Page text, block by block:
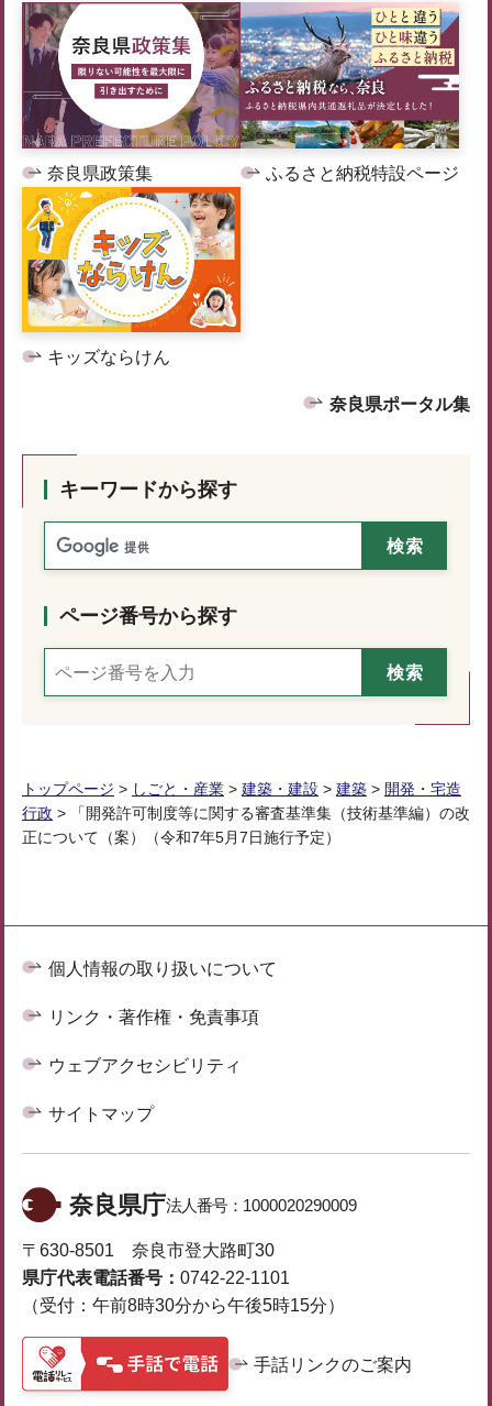
奈良県政策集 ふるさと納税特設ページ
キッズならけん
奈良県ポータル集
キーワードから探す
ページ番号から探す
トップページ > しごと・産業 > 建築・建設 > 建築 > 開発・宅造
行政 > 「開発許可制度等に関する審査基準集（技術基準編）の改
正について（案）（令和7年5月7日施行予定）
個人情報の取り扱いについて
リンク・著作権・免責事項
ウェブアクセシビリティ
サイトマップ
奈良県庁法人番号： 1000020290009
〒630-8501 奈良市登大路町30
県庁代表電話番号： 0742-22-1101
（受付：午前8時30分から午後5時15分）
手話リンクのご案内